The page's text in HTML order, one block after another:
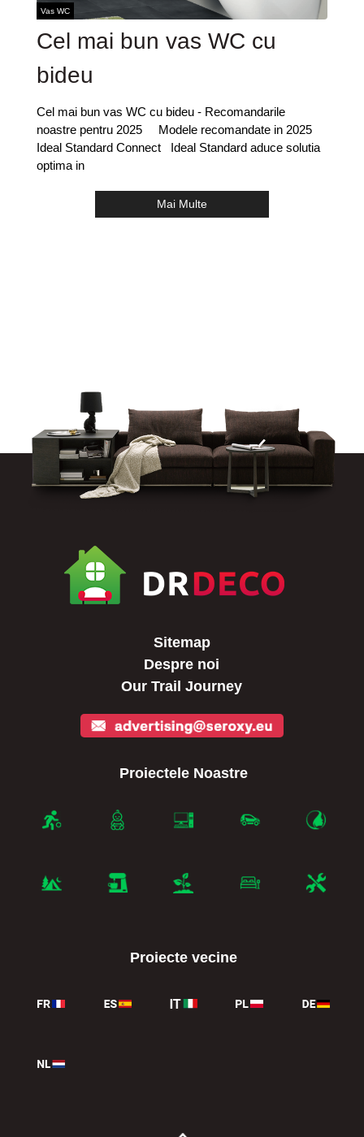
Vas WC
Cel mai bun vas WC cu
bideu
Cel mai bun vas WC cu bideu - Recomandarile
noastre pentru 2025 Modele recomandate in 2025
Ideal Standard Connect Ideal Standard aduce solutia
optima in
Mai Multe
Sitemap
Despre noi
Our Trail Journey
Proiectele Noastre
Proiecte vecine